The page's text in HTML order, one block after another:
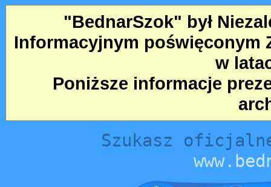
"BednarSzok" był
Informacyjnym poświęconym
w
Poniższe informacje
Szukasz